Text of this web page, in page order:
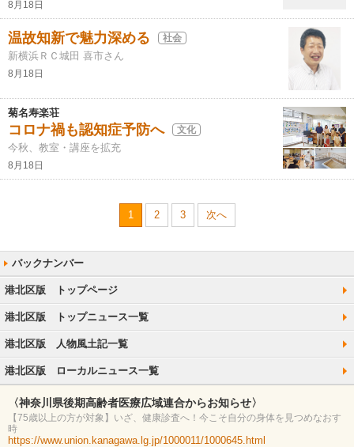
8月18日
温故知新で魅力深める 社会
新横浜ＲＣ城田 喜市さん
8月18日
菊名寿楽荘
コロナ禍も認知症予防へ 文化
今秋、教室・講座を拡充
8月18日
1 2 3 次へ
港北区版 トップページ
港北区版 トップニュース一覧
港北区版 人物風土記一覧
港北区版 ローカルニュース一覧
〈神奈川県後期高齢者医療広域連合からお知らせ〉
【75歳以上の方が対象】いざ、健康診査へ！今こそ自分の身体を見つめなおす
時
https://www.union.kanagawa.lg.jp/1000011/1000645.html